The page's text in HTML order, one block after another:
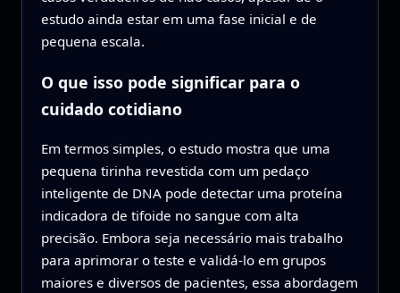
estudo ainda estar em uma fase inicial e de
pequena escala.
O que isso pode significar para o
cuidado cotidiano
Em termos simples, o estudo mostra que uma
pequena tirinha revestida com um pedaço
inteligente de DNA pode detectar uma proteína
indicadora de tifoide no sangue com alta
precisão. Embora seja necessário mais trabalho
para aprimorar o teste e validá-lo em grupos
maiores e diversos de pacientes, essa abordagem